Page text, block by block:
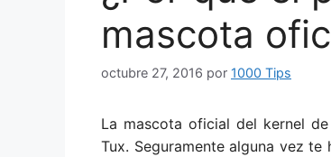
mascota
octubre 27, 2016 por 1000 Tips
La mascota oficial del kernel
Tux. Seguramente alguna vez